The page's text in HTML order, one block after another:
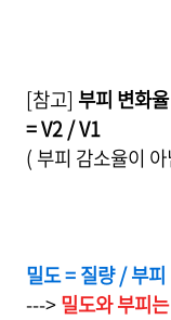
[참고] 부피 변화
= V2 / V1
( 부피 감소율이
밀도 = 질량 / 부피
--->밀도와 부피